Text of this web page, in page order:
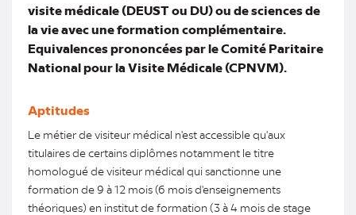
visite médicale (DEUST ou DU) ou de sciences de
la vie avec une formation complémentaire.
Equivalences prononcées par le Comité Paritaire
National pour la Visite Médicale (CPNVM).
Aptitudes
Le métier de visiteur médical n'est accessible qu'aux
titulaires de certains diplômes notamment le titre
homologué de visiteur médical qui sanctionne une
formation de 9 à 12 mois (6 mois d'enseignements
théoriques) en institut de formation (3 à 4 mois de stage